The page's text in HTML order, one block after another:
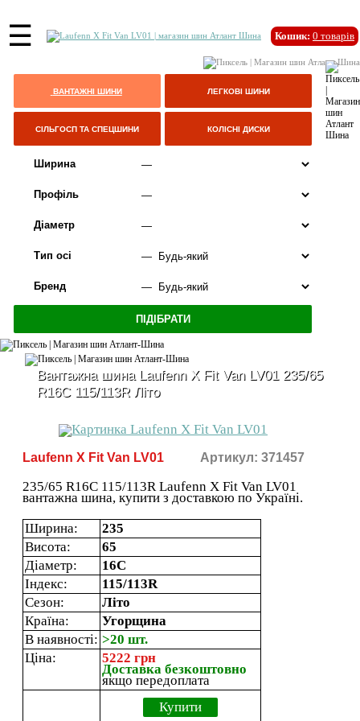
☰ Кошик: 0 товарів
ВАНТАЖНІ ШИНИ ЛЕГКОВІ ШИНИ
СІЛЬГОСП ТА СПЕЦШИНИ КОЛІСНІ ДИСКИ
Ширина
Профіль
Діаметр
Тип осі
Бренд
Вантажна шина Laufenn X Fit Van LV01 235/65
R16C 115/113R Літо
Laufenn X Fit Van LV01 Артикул: 371457
235/65 R16C 115/113R Laufenn X Fit Van LV01
вантажна шина, купити з доставкою по Україні.
Ширина:
235
Висота:
65
Діаметр:
16C
Індекс:
115/113R
Сезон:
Літо
Країна:
Угорщина
В наявності: >20 шт.
Ціна:
5222 грн
Доставка безкоштовно
якщо передоплата
Купити